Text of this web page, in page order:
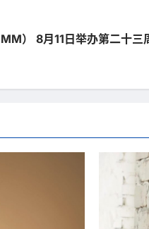
） 8月11日举办第二十三